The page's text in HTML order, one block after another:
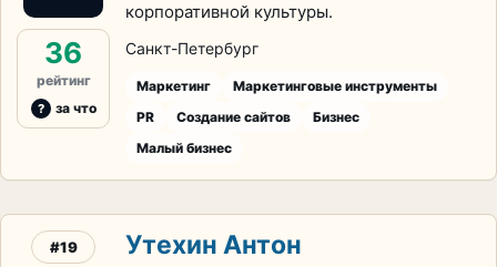
36
рейтинг
за что
корпоративной культуры.
Санкт-Петербург
Маркетинг
Маркетинговые инструменты
PR
Создание сайтов
Бизнес
Малый бизнес
#19 Утехин Антон